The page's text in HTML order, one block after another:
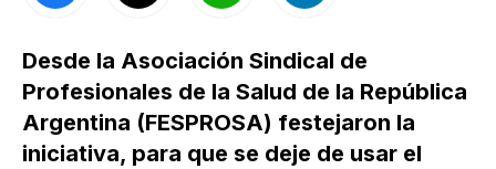
Desde la Asociación Sindical de
Profesionales de la Salud de la República
Argentina (FESPROSA) festejaron la
iniciativa, para que se deje de usar el